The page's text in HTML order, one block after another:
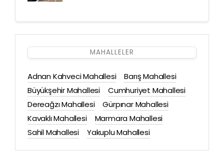
MAHALLELER
Adnan Kahveci Mahallesi
Barış Mahallesi
Büyükşehir Mahallesi
Cumhuriyet Mahallesi
Dereağzı Mahallesi
Gürpınar Mahallesi
Kavaklı Mahallesi
Marmara Mahallesi
Sahil Mahallesi
Yakuplu Mahallesi